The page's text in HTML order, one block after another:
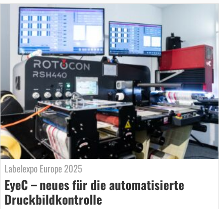
Labelexpo Europe 2025
EyeC – neues für die automatisierte
Druckbildkontrolle